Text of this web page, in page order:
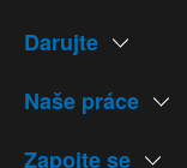
Darujte
Naše práce
Zapojte se